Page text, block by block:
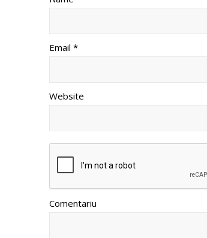
Email *
Website
Comentariu